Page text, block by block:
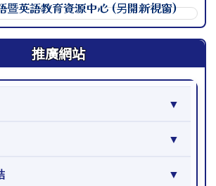
連至 http://
推廣網站